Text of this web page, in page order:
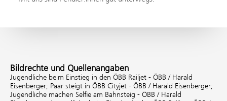
Bildrechte und Quellenangaben
Jugendliche beim Einstieg in den ÖBB Railjet - ÖBB / Harald
Eisenberger; Paar steigt in ÖBB Cityjet - ÖBB / Harald Eisenberger;
Jugendliche machen Selfie am Bahnsteig - ÖBB / Harald